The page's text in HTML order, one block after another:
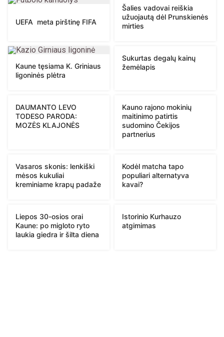
UEFA meta pirštinę FIFA
Šalies vadovai reiškia
užuojautą dėl Prunskienės
mirties
Kaune tęsiama K. Griniaus
ligoninės plėtra
Sukurtas degalų kainų
žemėlapis
DAUMANTO LEVO
TODESO PARODA:
MOZĖS KLAJONĖS
Kauno rajono mokinių
maitinimo patirtis
sudomino Čekijos
partnerius
Vasaros skonis: lenkiški
mėsos kukuliai
kreminiame krapų padaže
Kodėl matcha tapo
populiari alternatyva
kavai?
Liepos 30-osios orai
Kaune: po migloto ryto
laukia giedra ir šilta diena
Istorinio Kurhauzo
atgimimas